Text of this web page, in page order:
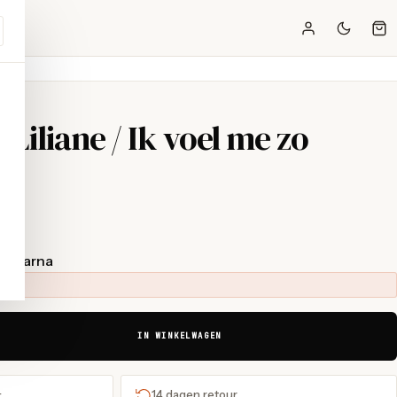
Liliane / Ik voel me zo
Klarna
IN WINKELWAGEN
14 dagen retour